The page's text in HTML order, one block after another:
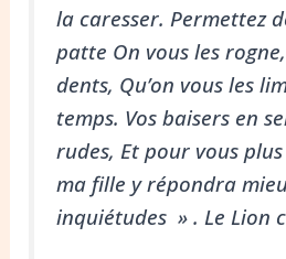
la caresser. Permettez
patte On vous les
dents, Qu’on vous les
temps. Vos baisers en
rudes, Et pour vous
ma fille y répondra
inquiétudes » . Le Lion